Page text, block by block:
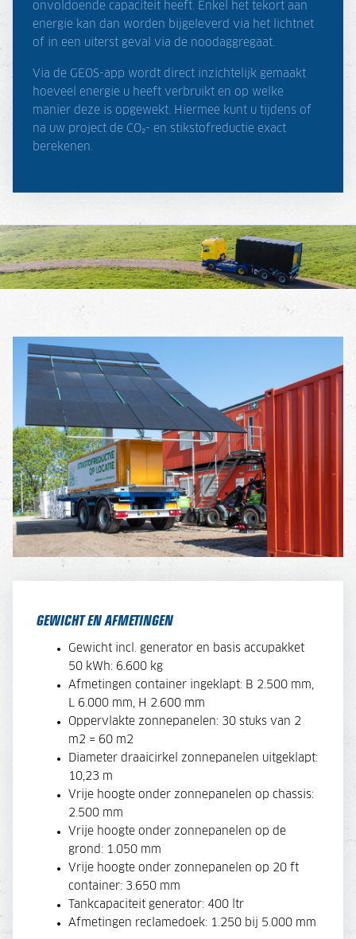
onvoldoende capaciteit heeft. Enkel het tekort aan
energie kan dan worden bijgeleverd via het lichtnet
of in een uiterst geval via de noodaggregaat.
Via de GEOS-app wordt direct inzichtelijk gemaakt
hoeveel energie u heeft verbruikt en op welke
manier deze is opgewekt. Hiermee kunt u tijdens of
na uw project de CO₂- en stikstofreductie exact
berekenen.
GEWICHT EN AFMETINGEN
Gewicht incl. generator en basis accupakket
50 kWh: 6.600 kg
Afmetingen container ingeklapt: B 2.500 mm,
L 6.000 mm, H 2.600 mm
Oppervlakte zonnepanelen: 30 stuks van 2
m2 = 60 m2
Diameter draaicirkel zonnepanelen uitgeklapt:
10,23 m
Vrije hoogte onder zonnepanelen op chassis:
2.500 mm
Vrije hoogte onder zonnepanelen op de
grond: 1.050 mm
Vrije hoogte onder zonnepanelen op 20 ft
container: 3.650 mm
Tankcapaciteit generator: 400 ltr
Afmetingen reclamedoek: 1.250 bij 5.000 mm